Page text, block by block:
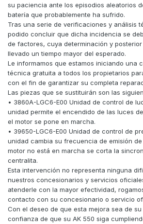
su paciencia ante los episodios aleatorios
batería que probablemente ha sufrido.
Tras una serie de verificaciones y análisis
podido concluir que dicha incidencia se
de factores, cuya determinación y
llevado un tiempo mayor del esperado.
Le informamos que estamos iniciando una
técnica gratuita a todos los propietarios
con el fin de garantizar su completa
Las piezas que se sustituirán son las
• 3860A-LGC6-E00 Unidad de control de
unidad permite el encendido de las luces
el motor se pone en marcha.
• 39650-LGC6-E00 Unidad de control de
unidad cambia su frecuencia de emisión
motor no está en marcha se corta la
centralita.
Esta intervención no representa ninguna
nuestros concesionarios y servicios
atenderle con la mayor efectividad,
contacto con su concesionario o servicio
Con el deseo de que esta mejora sea de
confianza de que su AK 550 siga